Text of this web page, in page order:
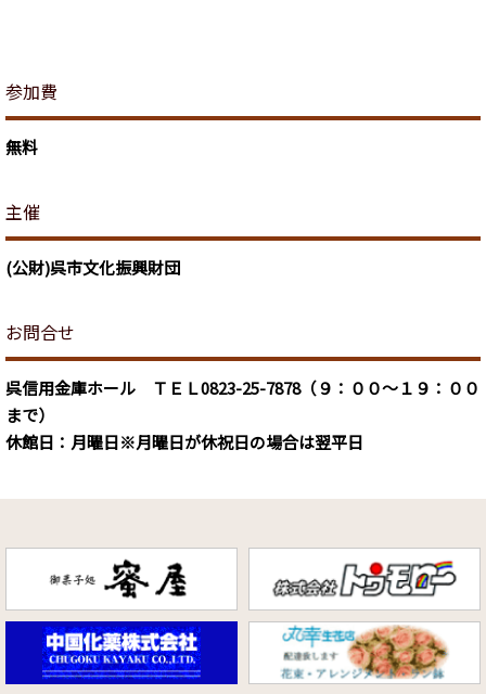
参加費
無料
主催
(公財)呉市文化振興財団
お問合せ
呉信用金庫ホール ＴＥＬ0823-25-7878（９：００～１９：００
まで）
休館日：月曜日※月曜日が休祝日の場合は翌平日